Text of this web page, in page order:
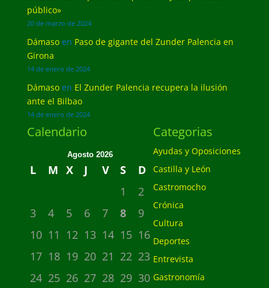
público»
20 de marzo de 2024
Dámasoen Paso de gigante del Zunder Palencia en
Girona
14 de enero de 2024
Dámasoen El Zunder Palencia recupera la ilusión
ante el Bilbao
14 de enero de 2024
Calendario
Agosto 2026
L M X J V S
D
1
2
3
4 5 6 7 8
9
10 11 12 13 14 15 16
17 18 19 20 21 22 23
24 25 26 27 28 29 30
Categorias
Ayudas y Oposiciones
Castilla y León
Castromocho
Crónica
Cultura
Deportes
Entrevista
Gastronomía